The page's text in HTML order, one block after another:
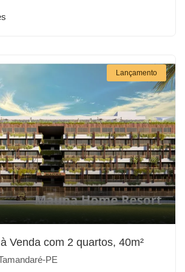
Lançamento
Venda com 2 quartos, 40m²
PE